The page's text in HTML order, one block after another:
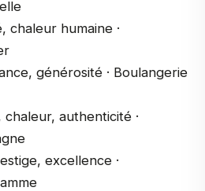
chaleur humaine ·
générosité · Boulangerie
chaleur, authenticité ·
excellence ·